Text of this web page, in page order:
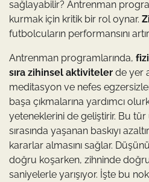
sağlayabilir? Antrenman
kurmak için kritik bir rol oynar.
futbolcuların performansını
Antrenman programlarında,
sıra zihinsel aktiviteler de yer
meditasyon ve nefes
başa çıkmalarına yardımcı
yeteneklerini de geliştirir. Bu
sırasında yaşanan baskıyı
kararlar almasını sağlar.
doğru koşarken, zihninde
saniyelerle yarışıyor. İşte bu